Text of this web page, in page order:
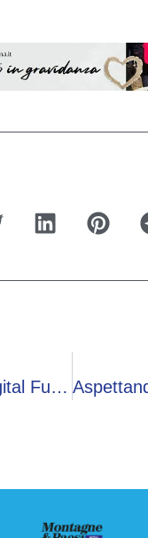
Bosch Digital Fuel Twin E La Transizione Verso Carburanti Sostenibili